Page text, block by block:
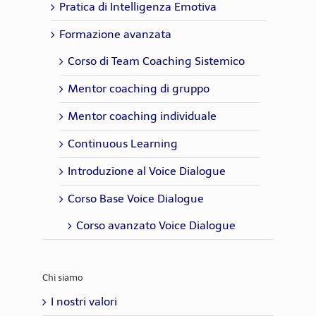
Pratica di Intelligenza Emotiva
Formazione avanzata
Corso di Team Coaching Sistemico
Mentor coaching di gruppo
Mentor coaching individuale
Continuous Learning
Introduzione al Voice Dialogue
Corso Base Voice Dialogue
Corso avanzato Voice Dialogue
Chi siamo
I nostri valori